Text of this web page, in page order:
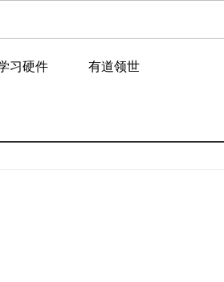
习硬件 有道领世